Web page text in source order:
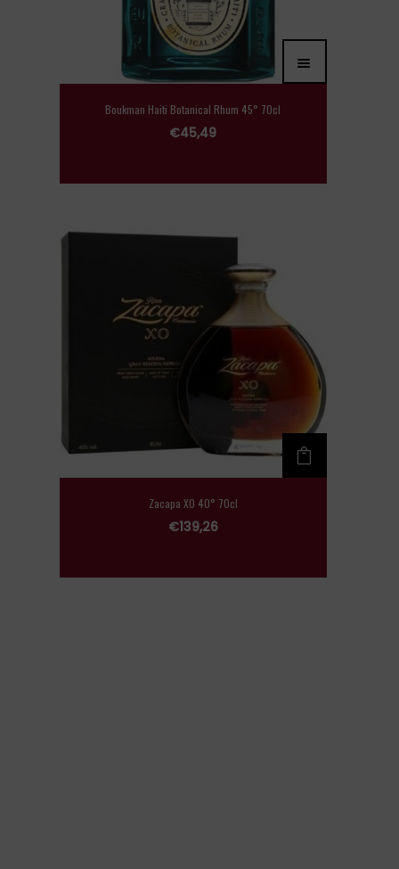
Boukman Haiti Botanical Rhum 45° 70cl
€45,49
Zacapa XO 40° 70cl
€139,26